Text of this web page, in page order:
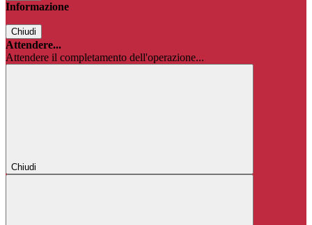
Informazione
Chiudi
Attendere...
Attendere il completamento dell'operazione...
Chiudi